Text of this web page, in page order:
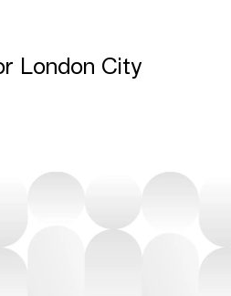
London City